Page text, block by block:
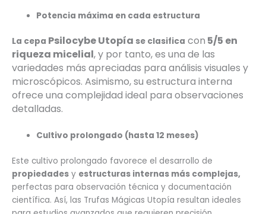
Potencia máxima en cada estructura
La cepa Psilocybe Utopía se clasifica con 5/5 en
riqueza micelial, y por tanto, es una de las
variedades más apreciadas para análisis visuales y
microscópicos. Asimismo, su estructura interna
ofrece una complejidad ideal para observaciones
detalladas.
Cultivo prolongado (hasta 12 meses)
Este cultivo prolongado favorece el desarrollo de
propiedades y estructuras internas más complejas,
perfectas para observación técnica y documentación
científica. Así, las Trufas Mágicas Utopía resultan ideales